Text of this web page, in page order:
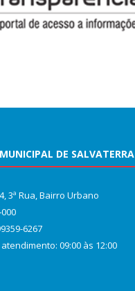
DE SALVATERRA
3ª Rua, Bairro Urbano
6267
09:00 às 12:00